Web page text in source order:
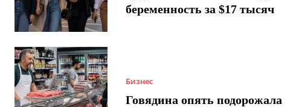
беременность за $17 тысяч
Бизнес
Говядина опять подорожала